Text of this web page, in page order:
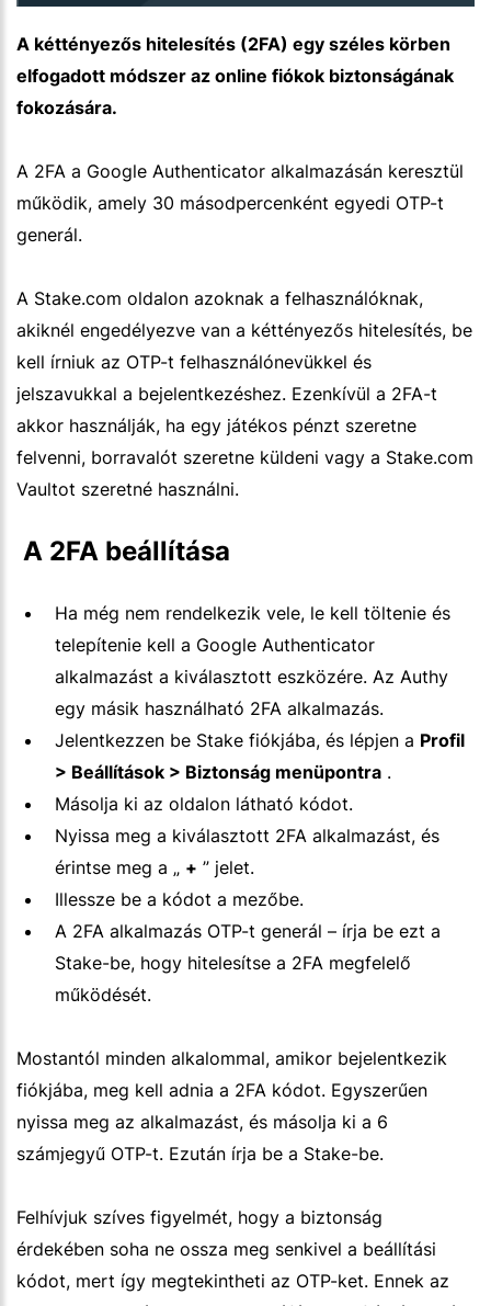
A kéttényezős hitelesítés (2FA) egy széles körben
elfogadott módszer az online fiókok biztonságának
fokozására.
A 2FA a Google Authenticator alkalmazásán keresztül
működik, amely 30 másodpercenként egyedi OTP-t
generál.
A Stake.com oldalon azoknak a felhasználóknak,
akiknél engedélyezve van a kéttényezős hitelesítés, be
kell írniuk az OTP-t felhasználónevükkel és
jelszavukkal a bejelentkezéshez. Ezenkívül a 2FA-t
akkor használják, ha egy játékos pénzt szeretne
felvenni, borravalót szeretne küldeni vagy a Stake.com
Vaultot szeretné használni.
A 2FA beállítása
Ha még nem rendelkezik vele, le kell töltenie és
telepítenie kell a Google Authenticator
alkalmazást a kiválasztott eszközére. Az Authy
egy másik használható 2FA alkalmazás.
Jelentkezzen be Stake fiókjába, és lépjen a Profil
> Beállítások > Biztonság menüpontra .
Másolja ki az oldalon látható kódot.
Nyissa meg a kiválasztott 2FA alkalmazást, és
érintse meg a „ + ” jelet.
Illessze be a kódot a mezőbe.
A 2FA alkalmazás OTP-t generál – írja be ezt a
Stake-be, hogy hitelesítse a 2FA megfelelő
működését.
Mostantól minden alkalommal, amikor bejelentkezik
fiókjába, meg kell adnia a 2FA kódot. Egyszerűen
nyissa meg az alkalmazást, és másolja ki a 6
számjegyű OTP-t. Ezután írja be a Stake-be.
Felhívjuk szíves figyelmét, hogy a biztonság
érdekében soha ne ossza meg senkivel a beállítási
kódot, mert így megtekintheti az OTP-ket. Ennek az